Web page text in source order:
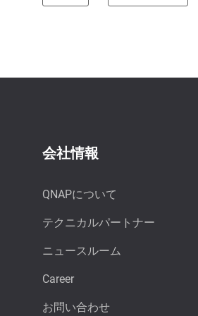
会社情報
QNAPについて
テクニカルパートナー
ニュースルーム
Career
お問い合わせ